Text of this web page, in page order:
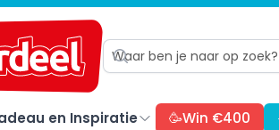
en Inspiratie 🥳Win €400